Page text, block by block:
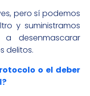
pero sí podemos
y suministramos
desenmascarar
delitos.
o el deber